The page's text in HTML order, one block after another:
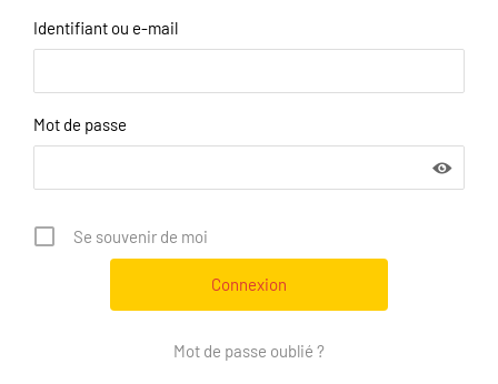
Identifiant ou e-mail
Mot de passe
Se souvenir de moi
Mot de passe oublié ?